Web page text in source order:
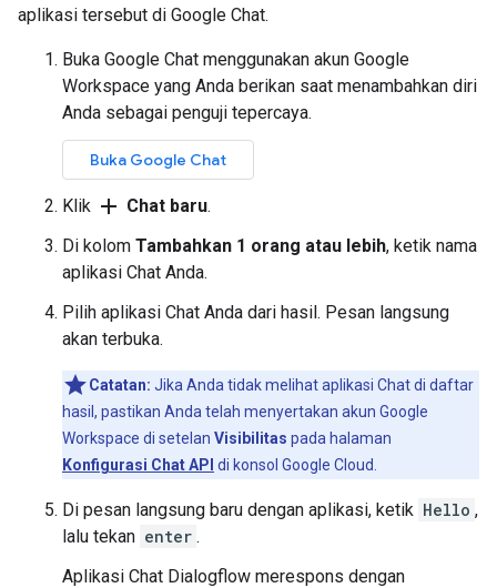
aplikasi tersebut di Google Chat.
Buka Google Chat menggunakan akun Google
Workspace yang Anda berikan saat menambahkan diri
Anda sebagai penguji tepercaya.
Buka Google Chat
Klik add Chat baru.
Di kolom Tambahkan 1 orang atau lebih, ketik nama
aplikasi Chat Anda.
Pilih aplikasi Chat Anda dari hasil. Pesan langsung
akan terbuka.
Catatan: Jika Anda tidak melihat aplikasi Chat di daftar
hasil, pastikan Anda telah menyertakan akun Google
Workspace di setelan Visibilitas pada halaman
Konfigurasi Chat API di konsol Google Cloud.
Di pesan langsung baru dengan aplikasi, ketik Hello ,
lalu tekan enter .
Aplikasi Chat Dialogflow merespons dengan